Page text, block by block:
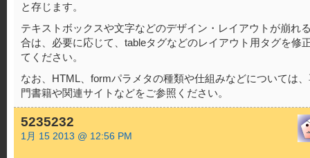
と存じます。
テキストボックスや文字などのデザイン・レイアウトが崩れ
合は、必要に応じて、tableタグなどのレイアウト用タグを修
てください。
なお、HTML、formパラメタの種類や仕組みなどについては
門書籍や関連サイトなどをご参照ください。
5235232
1月 15 2013 @ 12:56 PM